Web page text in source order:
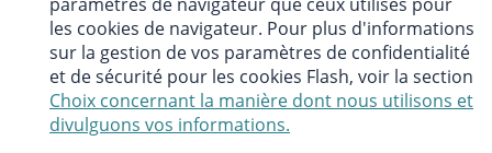
les cookies de navigateur. Pour plus d'informations
sur la gestion de vos paramètres de confidentialité
et de sécurité pour les cookies Flash, voir la section
Choix concernant la manière dont nous utilisons et
divulguons vos informations.